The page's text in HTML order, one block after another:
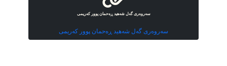
سەروەری گەل شەهید ڕەحمان پوور كەریمی
سەروەری گەل شەهید ڕەحمان پوور كەریمی